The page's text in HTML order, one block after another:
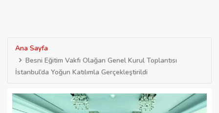
Ana Sayfa
Besni Eğitim Vakfı Olağan Genel Kurul Toplantısı
İstanbul’da Yoğun Katılımla Gerçekleştirildi